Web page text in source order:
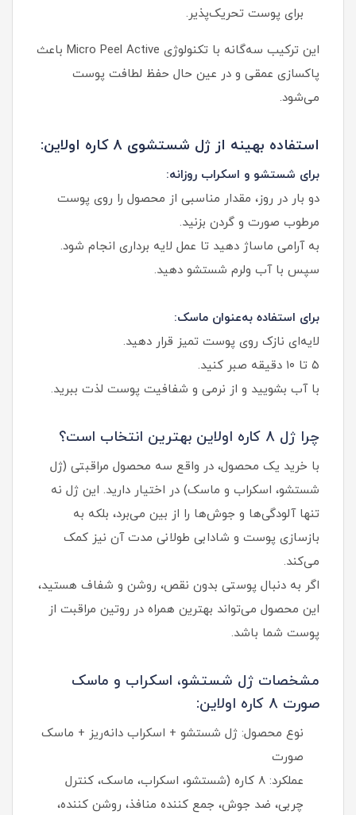
برای پوست تحریک‌پذیر.
این ترکیب سه‌گانه با تکنولوژی Micro Peel Active باعث
پاکسازی عمقی و در عین حال حفظ لطافت پوست
می‌شود.
استفاده بهینه از ژل شستشوی 8 کاره اولاین:
برای شستشو و اسکراب روزانه:
دو بار در روز، مقدار مناسبی از محصول را روی پوست
مرطوب صورت و گردن بزنید.
به آرامی ماساژ دهید تا عمل لایه‌ برداری انجام شود.
سپس با آب ولرم شستشو دهید.
برای استفاده به‌عنوان ماسک:
لایه‌ای نازک روی پوست تمیز قرار دهید.
۵ تا ۱۰ دقیقه صبر کنید.
با آب بشویید و از نرمی و شفافیت پوست لذت ببرید.
چرا ژل 8 کاره اولاین بهترین انتخاب است؟
با خرید یک محصول، در واقع سه محصول مراقبتی (ژل
شستشو، اسکراب و ماسک) در اختیار دارید. این ژل نه‌
تنها آلودگی‌ها و جوش‌ها را از بین می‌برد، بلکه به
بازسازی پوست و شادابی طولانی‌ مدت آن نیز کمک
می‌کند.
اگر به دنبال پوستی بدون نقص، روشن و شفاف هستید،
این محصول می‌تواند بهترین همراه در روتین مراقبت از
پوست شما باشد.
مشخصات ژل شستشو، اسکراب و ماسک
صورت 8 کاره اولاین:
نوع محصول: ژل شستشو + اسکراب دانه‌ریز + ماسک
صورت
عملکرد: ۸ کاره (شستشو، اسکراب، ماسک، کنترل
چربی، ضد جوش، جمع‌ کننده منافذ، روشن‌ کننده،